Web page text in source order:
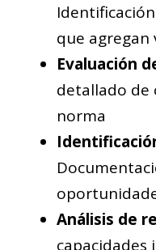
que agregan
Evaluación
detallado de
norma
Análisis de
capacidades